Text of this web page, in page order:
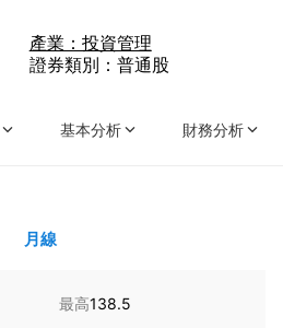
產業：投資管理
證券類別：普通股
基本分析 財務分析
月線
最高138.5